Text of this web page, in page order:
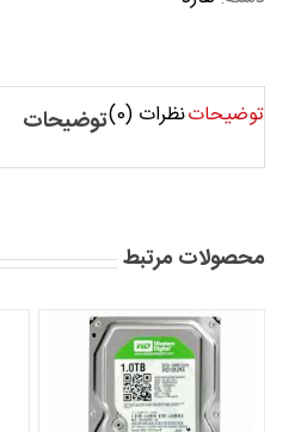
توضیحاتنظرات (0) توضیحات
محصولات مرتبط